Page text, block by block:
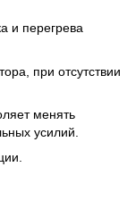
и перегрева
при отсутствии
менять
усилий.